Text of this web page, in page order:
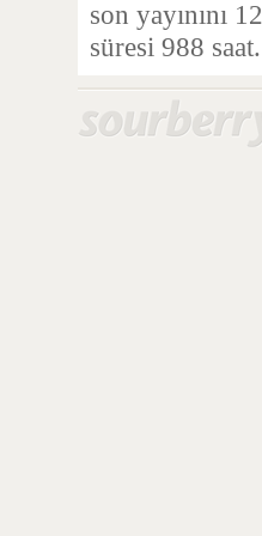
son yayınını
süresi 988 saat.